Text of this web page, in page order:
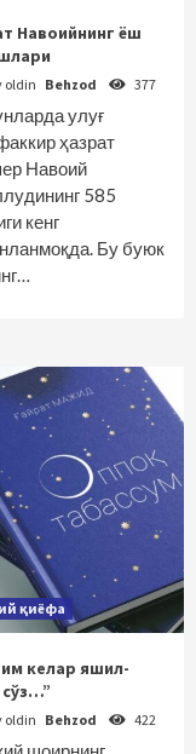
Навоийнинг ёш
oldin Behzod 377
улуғ
ҳазрат
Навоий
585
кенг
Бу буюк
қиёфа
келар яшил-
oldin Behzod 422